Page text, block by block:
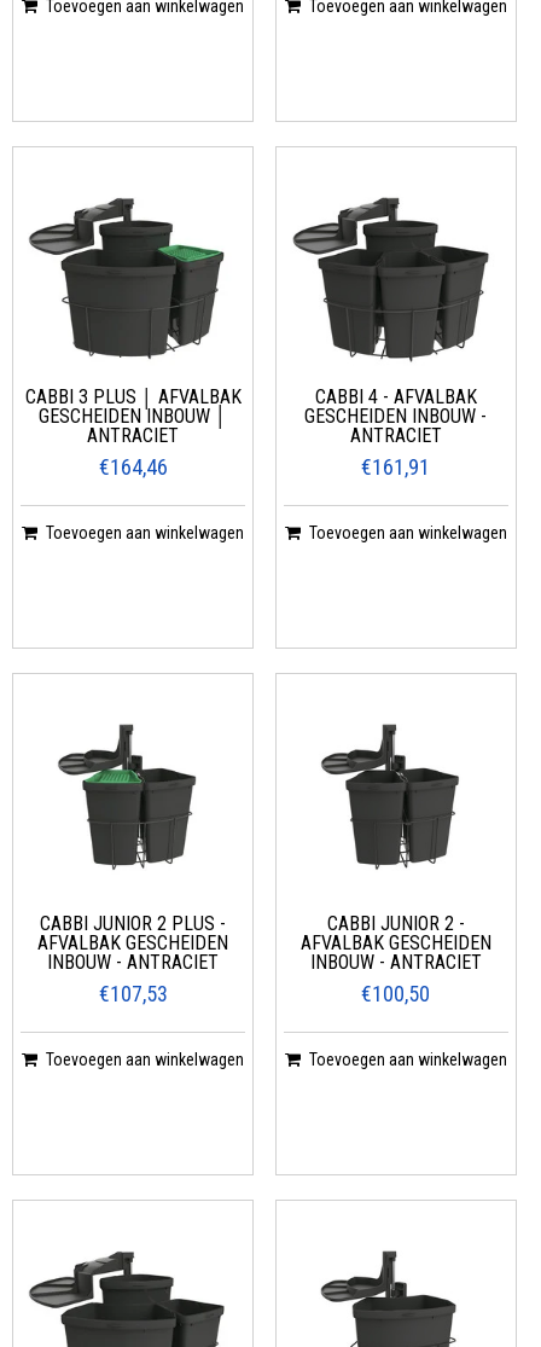
Toevoegen aan winkelwagen Toevoegen aan winkelwagen
CABBI 3 PLUS │ AFVALBAK
GESCHEIDEN INBOUW │
ANTRACIET
€164,46
Toevoegen aan winkelwagen
CABBI 4 - AFVALBAK
GESCHEIDEN INBOUW -
ANTRACIET
€161,91
Toevoegen aan winkelwagen
CABBI JUNIOR 2 PLUS -
AFVALBAK GESCHEIDEN
INBOUW - ANTRACIET
€107,53
Toevoegen aan winkelwagen
CABBI JUNIOR 2 -
AFVALBAK GESCHEIDEN
INBOUW - ANTRACIET
€100,50
Toevoegen aan winkelwagen